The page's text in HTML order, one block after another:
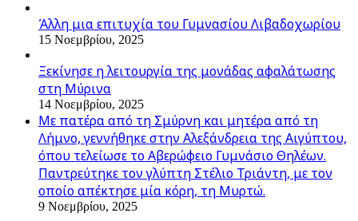
Άλλη μια επιτυχία του Γυμνασίου Λιβαδοχωρίου
15 Νοεμβρίου, 2025
Ξεκίνησε η λειτουργία της μονάδας αφαλάτωσης
στη Μύρινα
14 Νοεμβρίου, 2025
Με πατέρα από τη Σμύρνη και μητέρα από τη
Λήμνο, γεννήθηκε στην Αλεξάνδρεια της Αιγύπτου,
όπου τελείωσε το Αβερώφειο Γυμνάσιο Θηλέων.
Παντρεύτηκε τον γλύπτη Στέλιο Τριάντη, με τον
οποίο απέκτησε μία κόρη, τη Μυρτώ.
9 Νοεμβρίου, 2025